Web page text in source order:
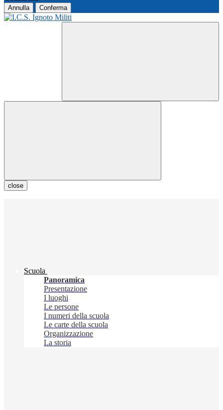
Annulla Conferma
close
Scuola
Panoramica
Presentazione
I luoghi
Le persone
I numeri della scuola
Le carte della scuola
Organizzazione
La storia